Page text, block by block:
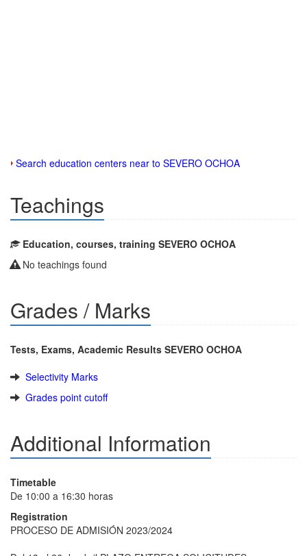
Search education centers near to SEVERO OCHOA
Teachings
Education, courses, training SEVERO OCHOA
No teachings found
Grades / Marks
Tests, Exams, Academic Results SEVERO OCHOA
Selectivity Marks
Grades point cutoff
Additional Information
Timetable
De 10:00 a 16:30 horas
Registration
PROCESO DE ADMISIÓN 2023/2024